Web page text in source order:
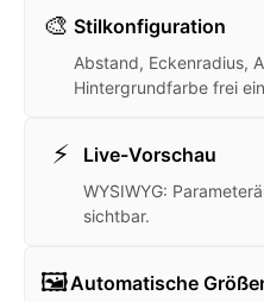
🎨 Stilkonfiguration
Abstand, Eckenradius,
Hintergrundfarbe frei
⚡ Live-Vorschau
WYSIWYG:
sichtbar.
🖼️Automatische